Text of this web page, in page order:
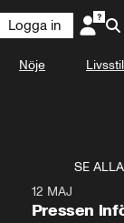
Logga in
Nöje Livsstil
SE ALLA
12 MAJ
Pressen